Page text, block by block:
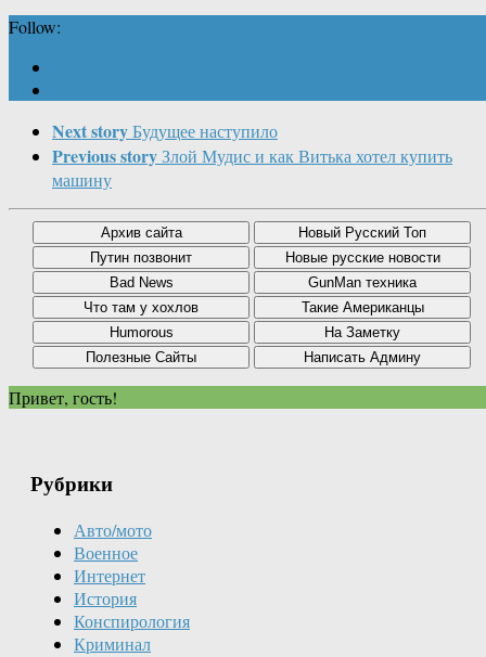
Follow:
Next storyБудущее наступило
Previous storyЗлой Мудис и как Витька хотел купить
машину
Привет, гость!
Рубрики
Авто/мото
Военное
Интернет
История
Конспирология
Криминал